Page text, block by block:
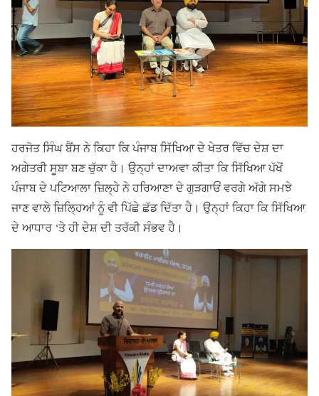
ਹਰਜੋਤ ਸਿੰਘ ਬੈਂਸ ਨੇ ਕਿਹਾ ਕਿ ਪੰਜਾਬ ਸਿੱਖਿਆ ਦੇ ਖੇਤਰ ਵਿੱਚ ਦੇਸ਼ ਦਾ
ਅਗੇਤਰੀ ਸੂਬਾ ਬਣ ਚੁੱਕਾ ਹੈ। ਉਨ੍ਹਾਂ ਦਾਅਵਾ ਕੀਤਾ ਕਿ ਸਿੱਖਿਆ ਪੱਖੋਂ
ਪੰਜਾਬ ਦੇ ਪਟਿਆਲਾ ਜ਼ਿਲ੍ਹੇ ਨੇ ਹਰਿਆਣਾ ਦੇ ਗੁੜਗਾਓਂ ਵਰਗੇ ਅੱਗੇ ਸਮਝੇ
ਜਾਣ ਵਾਲੇ ਜ਼ਿਲ੍ਹਿਆਂ ਨੂੰ ਵੀ ਪਿੱਛੇ ਛੱਡ ਦਿੱਤਾ ਹੈ। ਉਨ੍ਹਾਂ ਕਿਹਾ ਕਿ ਸਿੱਖਿਆ
ਦੇ ਆਧਾਰ ‘ਤੇ ਹੀ ਦੇਸ਼ ਦੀ ਤਰੱਕੀ ਸੰਭਵ ਹੈ।